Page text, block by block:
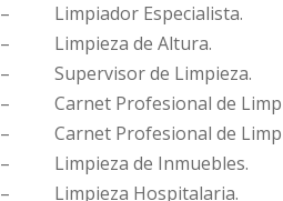
– Limpiador Especialista.
– Limpieza de Altura.
– Supervisor de Limpieza.
– Carnet Profesional de
– Carnet Profesional de
– Limpieza de Inmuebles.
– Limpieza Hospitalaria.